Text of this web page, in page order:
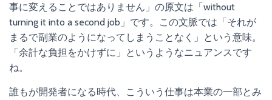
事に変えることではありません」の原文は「without
turning it into a second job」です。この文脈では「それが
まるで副業のようになってしまうことなく」という意味。
「余計な負担をかけずに」というようなニュアンスです
ね。
誰もが開発者になる時代、こういう仕事は本業の一部とみ